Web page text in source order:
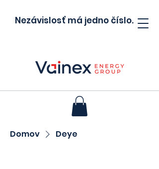
Nezávislosť má jedno číslo.
Domov Deye